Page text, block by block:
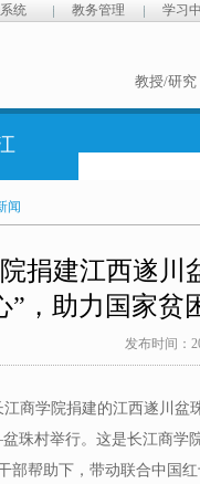
统 教务管理 学习
教授/研究
闻
捐建江西遂川
”，助力国家贫
发布时间：
江商学院捐建的江西遂川盆
珠村举行。这是长江商学
部帮助下，带动联合中国